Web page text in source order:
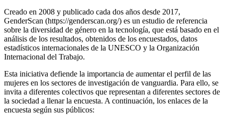
Creado en 2008 y publicado cada dos años desde 2017,
GenderScan (https://genderscan.org/) es un estudio de referencia
sobre la diversidad de género en la tecnología, que está basado en el
análisis de los resultados, obtenidos de los encuestados, datos
estadísticos internacionales de la UNESCO y la Organización
Internacional del Trabajo.
Esta iniciativa defiende la importancia de aumentar el perfil de las
mujeres en los sectores de investigación de vanguardia. Para ello, se
invita a diferentes colectivos que representan a diferentes sectores de
la sociedad a llenar la encuesta. A continuación, los enlaces de la
encuesta según sus públicos: